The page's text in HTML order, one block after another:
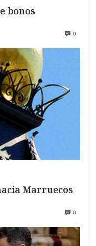
bonos
0
Marruecos
0